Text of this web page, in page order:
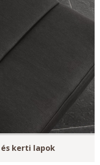
kerti lapok